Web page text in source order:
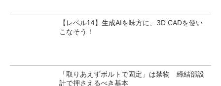
【レベル14】生成AIを味方に、3D CADを使い
こなそう！
「取りあえずボルトで固定」は禁物 締結部設
計で押さえるべき基本